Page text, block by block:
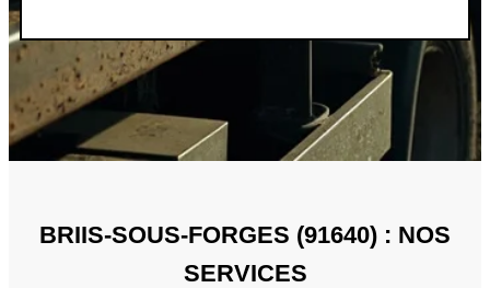
BRIIS-SOUS-FORGES (91640) : NOS
SERVICES